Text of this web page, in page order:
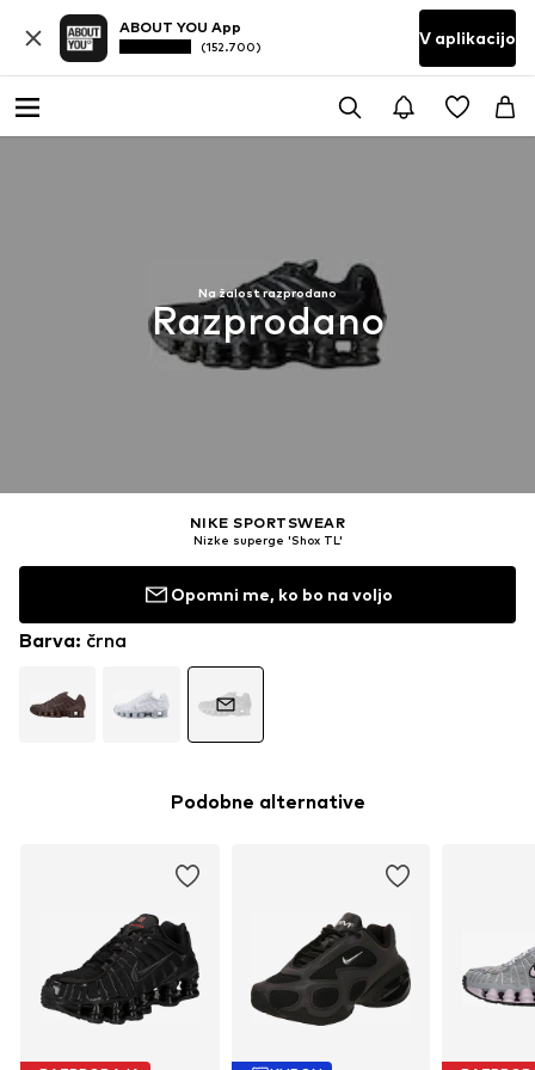
ABOUT YOU App
(152.700) V aplikacijo
Na žalost razprodano
Razprodano
NIKE SPORTSWEAR
Nizke superge 'Shox TL'
Opomni me, ko bo na voljo
Barva: črna
Podobne alternative